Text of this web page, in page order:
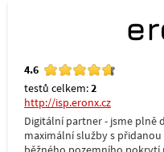
4.6
testů celkem:2
http://isp.eronx.cz
Digitální partner - jsme plně
maximální služby s